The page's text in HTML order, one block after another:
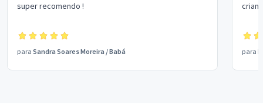
super recomendo !
para Sandra Soares Moreira /Babá para